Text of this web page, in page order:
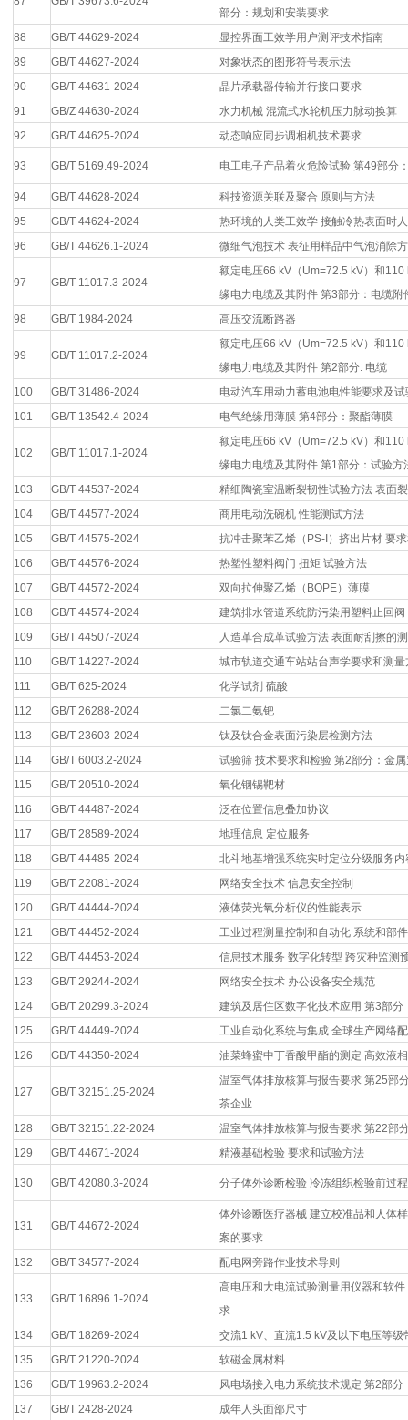
部分：规划和安装要求
88
GB/T 44629-2024
显控界面工效学用户测评技术指南
89
GB/T 44627-2024
对象状态的图形符号表示法
90
GB/T 44631-2024
晶片承载器传输并行接口要求
91
GB/Z 44630-2024
水力机械 混流式水轮机压力脉动换算
92
GB/T 44625-2024 动态响应同步调相机技术要求
93 GB/T 5169.49-2024 电工电子产品着火危险试验 第49部分
94 GB/T 44628-2024
科技资源关联及聚合 原则与方法
95
GB/T 44624-2024
热环境的人类工效学 接触冷热表面时
96
GB/T 44626.1-2024 微细气泡技术 表征用样品中气泡消除
97 GB/T 11017.3-2024
额定电压66 kV（Um=72.5 kV）和
缘电力电缆及其附件 第3部分：电缆附
98
GB/T 1984-2024 高压交流断路器
99 GB/T 11017.2-2024
额定电压66 kV（Um=72.5 kV）和
缘电力电缆及其附件 第2部分: 电缆
100
GB/T 31486-2024
电动汽车用动力蓄电池电性能要求及试
101
GB/T 13542.4-2024 电气绝缘用薄膜 第4部分：聚酯薄膜
102 GB/T 11017.1-2024
额定电压66 kV（Um=72.5 kV）和
缘电力电缆及其附件 第1部分：试验方
103
GB/T 44537-2024
精细陶瓷室温断裂韧性试验方法 表面
104
GB/T 44577-2024
商用电动洗碗机 性能测试方法
105
GB/T 44575-2024
抗冲击聚苯乙烯（PS-I）挤出片材 要
106
GB/T 44576-2024
热塑性塑料阀门 扭矩 试验方法
107
GB/T 44572-2024
双向拉伸聚乙烯（BOPE）薄膜
108
GB/T 44574-2024
建筑排水管道系统防污染用塑料止回阀
109
GB/T 44507-2024
人造革合成革试验方法 表面耐刮擦的
110
GB/T 14227-2024
城市轨道交通车站站台声学要求和测量
111
GB/T 625-2024
化学试剂 硫酸
112
GB/T 26288-2024
二氯二氨钯
113
GB/T 23603-2024
钛及钛合金表面污染层检测方法
114
GB/T 6003.2-2024
试验筛 技术要求和检验 第2部分：金
115
GB/T 20510-2024
氧化铟锡靶材
116
GB/T 44487-2024
泛在位置信息叠加协议
117
GB/T 28589-2024
地理信息 定位服务
118
GB/T 44485-2024
北斗地基增强系统实时定位分级服务
119
GB/T 22081-2024
网络安全技术 信息安全控制
120
GB/T 44444-2024
液体荧光氧分析仪的性能表示
121
GB/T 44452-2024
工业过程测量控制和自动化 系统和部
122
GB/T 44453-2024
信息技术服务 数字化转型 跨灾种监测
123
GB/T 29244-2024
网络安全技术 办公设备安全规范
124
GB/T 20299.3-2024
建筑及居住区数字化技术应用 第3部分
125
GB/T 44449-2024
工业自动化系统与集成 全球生产网络
126
GB/T 44350-2024 油菜蜂蜜中丁香酸甲酯的测定 高效液
127 GB/T 32151.25-2024
温室气体排放核算与报告要求 第25部
茶企业
128
GB/T 32151.22-2024
温室气体排放核算与报告要求 第22部
129
GB/T 44671-2024 精液基础检验 要求和试验方法
130 GB/T 42080.3-2024 分子体外诊断检验 冷冻组织检验前过
131 GB/T 44672-2024
体外诊断医疗器械 建立校准品和人体
案的要求
132
GB/T 34577-2024 配电网旁路作业技术导则
133 GB/T 16896.1-2024
高电压和大电流试验测量用仪器和软
求
134
GB/T 18269-2024
交流1 kV、直流1.5 kV及以下电压等级
135
GB/T 21220-2024
软磁金属材料
136
GB/T 19963.2-2024
风电场接入电力系统技术规定 第2部分
137
GB/T 2428-2024
成年人头面部尺寸